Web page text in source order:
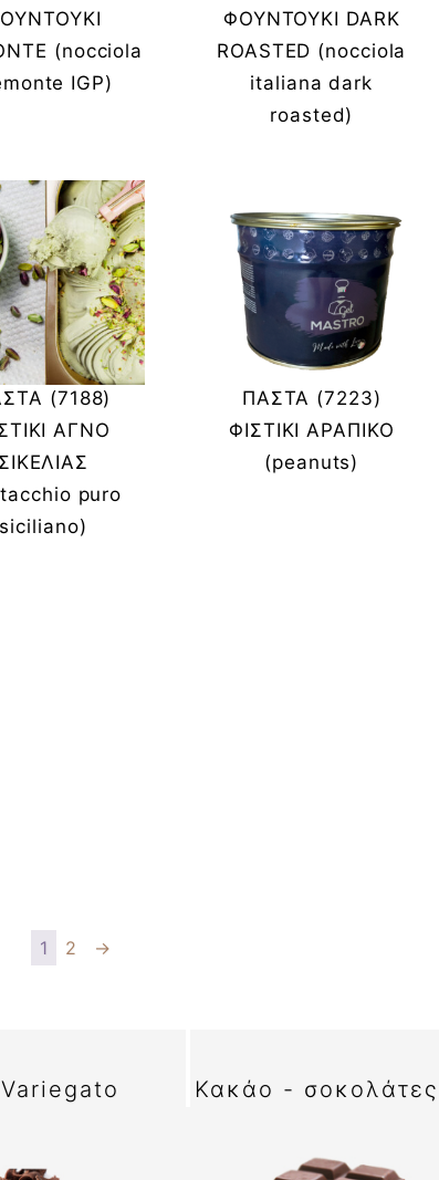
(nocciola
IGP)
ΦΟΥΝΤΟΥΚΙ DARK
ROASTED (nocciola
italiana dark
roasted)
(7188)
ΑΓΝΟ
ΣΙΚΕΛΙΑΣ
puro
siciliano)
ΠΑΣΤΑ (7223)
ΦΙΣΤΙΚΙ ΑΡΑΠΙΚΟ
(peanuts)
1 2 →
Variegato Κακάο - σοκολάτες